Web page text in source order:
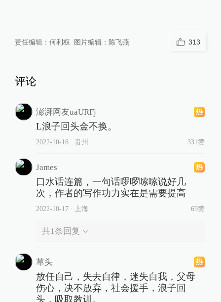
责任编辑： 何利权 图片编辑： 陈飞燕 313
评论
澎湃网友uaURFj
L浪子回头金不换。
2022-10-16∙ 贵州 331赞
James
口水话连篇，一句话啰啰嗦嗦说好几
次，作者的写作功力实在是需要提高
2022-10-17∙ 上海 69赞
共1 条回复
草头
放任自己，失去自律，迷失自我，父母
伤心，决不放弃，社会援手，浪子回
头，吸取教训。